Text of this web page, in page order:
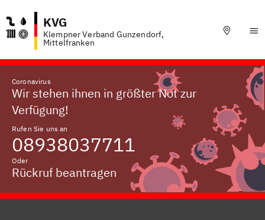
KVG
Klempner Verband Gunzendorf,
Mittelfranken
Coronavirus
Wir stehen ihnen in größter Not zur
Verfügung!
Rufen Sie uns an
08938037711
Oder
Rückruf beantragen